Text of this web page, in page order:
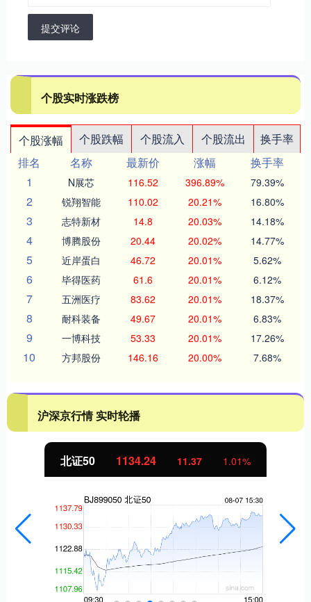
提交评论
个股实时涨跌榜
个股涨幅 个股跌幅 个股流入 个股流出
换手率
排名
名称 最新价 涨幅
换手率
1
N展芯 116.52 396.89% 79.39%
2 锐翔智能 110.02 20.21% 16.80%
3 志特新材 14.8 20.03% 14.18%
4 博腾股份 20.44 20.02% 14.77%
5 近岸蛋白 46.72 20.01% 5.62%
6 毕得医药 61.6 20.01% 6.12%
7 五洲医疗 83.62 20.01% 18.37%
8 耐科装备 49.67 20.01% 6.83%
9 一博科技 53.33 20.01% 17.26%
10 方邦股份 146.16 20.00% 7.68%
沪深京行情 实时轮播
北证50 1134.24 11.37 1.01%